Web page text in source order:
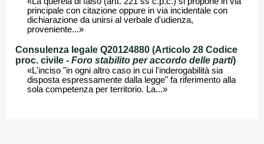
principale con citazione oppure in via incidentale con
dichiarazione da unirsi al verbale d'udienza,
proveniente...»
Consulenza legale Q20124880 (Articolo 28 Codice
proc. civile - Foro stabilito per accordo delle parti)
«L'inciso "in ogni altro caso in cui l'inderogabilità sia
disposta espressamente dalla legge" fa riferimento alla
sola competenza per territorio. La...»